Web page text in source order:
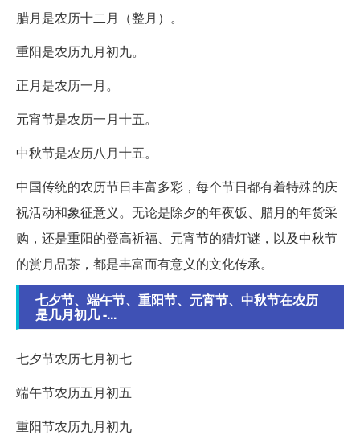
腊月是农历十二月（整月）。
重阳是农历九月初九。
正月是农历一月。
元宵节是农历一月十五。
中秋节是农历八月十五。
中国传统的农历节日丰富多彩，每个节日都有着特殊的庆
祝活动和象征意义。无论是除夕的年夜饭、腊月的年货采
购，还是重阳的登高祈福、元宵节的猜灯谜，以及中秋节
的赏月品茶，都是丰富而有意义的文化传承。
七夕节、端午节、重阳节、元宵节、中秋节在农历
是几月初几 -...
七夕节农历七月初七
端午节农历五月初五
重阳节农历九月初九